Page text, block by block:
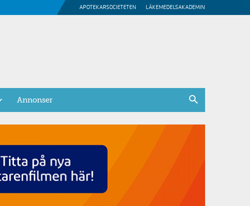
APOTEKARSOCIETETEN LÄKEMEDELSAKADEMIN
Annonser